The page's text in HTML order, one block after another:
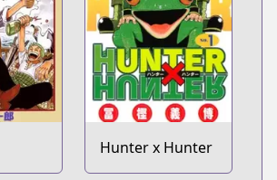
Hunter x Hunter